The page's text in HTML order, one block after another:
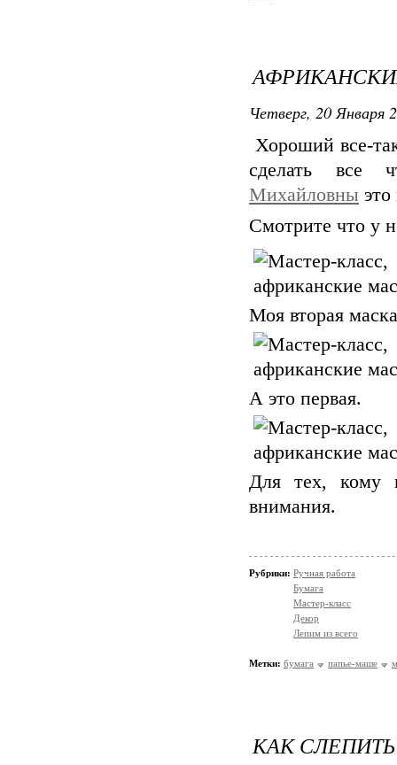
Четверг, 20 Января
Хороший все-
сделать
Михайловны это
Смотрите что у
Моя вторая
А это первая.
Для тех, кому
внимания.
Рубрики: Ручная работа
Бумага
Мастер-класс
Декор
Лепим из всего
Метки: бумага папье-маше
КАК